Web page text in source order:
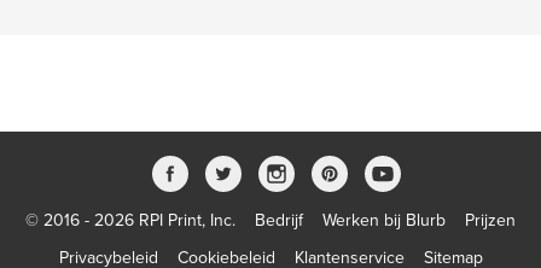
© 2016 - 2026 RPI Print, Inc. Bedrijf Werken bij Blurb
Prijzen
Privacybeleid
Cookiebeleid Klantenservice Sitemap